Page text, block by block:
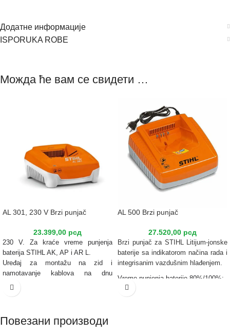
Додатне информације
ISPORUKA ROBE
Можда ће вам се свидети …
AL 301, 230 V Brzi punjač
23.399,00 рсд
230 V. Za kraće vreme punjenja
baterija STIHL AK, AP i AR L.
Uređaj za montažu na zid i
namotavanje kablova na dnu
kućišta.
AL 500 Brzi punjač
27.520,00 рсд
Brzi punjač za STIHL Litijum-jonske
baterije sa indikatorom načina rada i
integrisanim vazdušnim hlađenjem.
Vreme punjenja baterije 80%/100%:
Повезани производи